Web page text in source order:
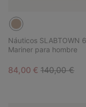
Náuticos SLABTOWN
Mariner para hombre
Sale price:
84,00 € Regular
140,00 €